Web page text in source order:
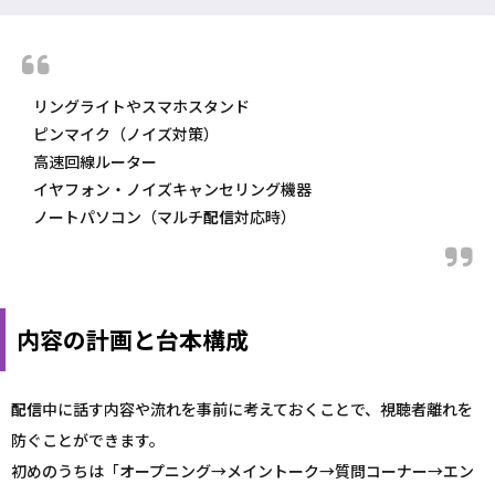
リングライトやスマホスタンド
ピンマイク（ノイズ対策）
高速回線ルーター
イヤフォン・ノイズキャンセリング機器
ノートパソコン（マルチ配信対応時）
内容の計画と台本構成
配信中に話す内容や流れを事前に考えておくことで、視聴者離れを
防ぐことができます。
初めのうちは「オープニング→メイントーク→質問コーナー→エン